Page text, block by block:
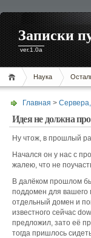
Записки
ver.1.0a
Наука
Главная >
Идея не должна
Ну чтож, в прошлый
Начался он у нас с
жалею, что не
В далёком прошлом
поддомен для вашего
отдельный домен и
известного сейчас
предложил, зато её
тогда пришлось